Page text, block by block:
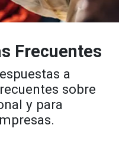
Frecuentes
a
sobre
y para